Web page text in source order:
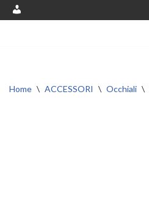
Account
Home \ ACCESSORI \ Occhiali \